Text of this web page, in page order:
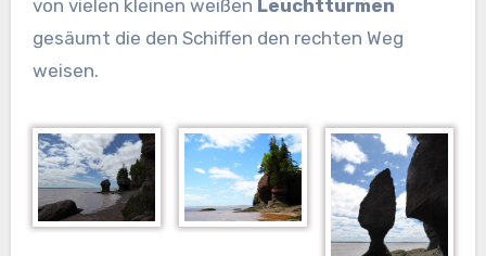
von vielen kleinen weißen Leuchttürmen
gesäumt die den Schiffen den rechten Weg
weisen.